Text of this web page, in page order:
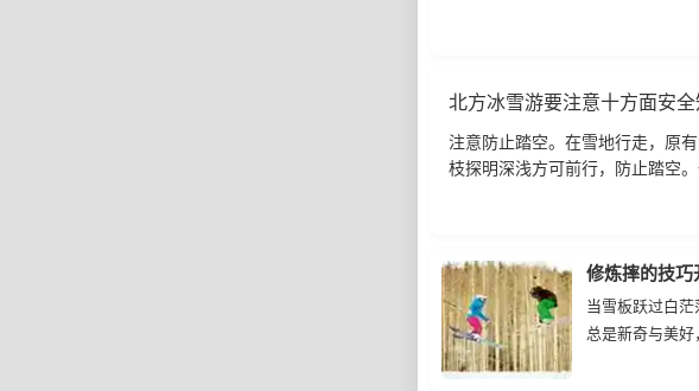
北方冰雪游要注意十方面安全
注意防止踏空。在雪地行走，原
枝探明深浅方可前行，防止踏空
修炼摔的技
当雪板跃过白
总是新奇与美好